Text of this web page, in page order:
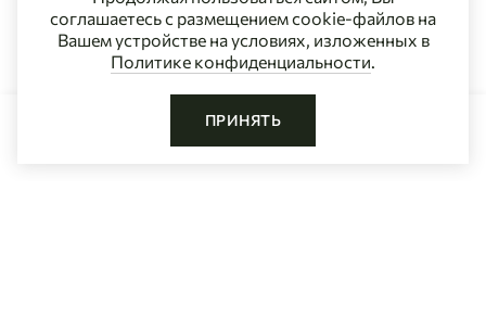
соглашаетесь с размещением cookie-файлов на
Вашем устройстве на условиях, изложенных в
Политике конфиденциальности.
ПРИНЯТЬ